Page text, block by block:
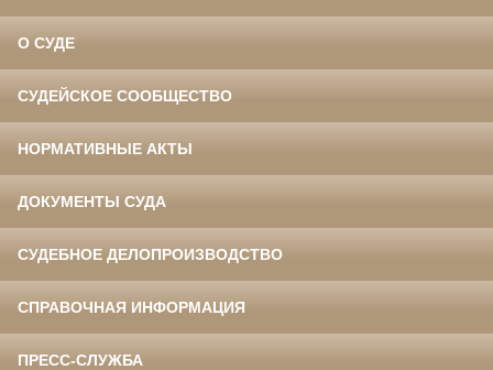
О СУДЕ
СУДЕЙСКОЕ СООБЩЕСТВО
НОРМАТИВНЫЕ АКТЫ
ДОКУМЕНТЫ СУДА
СУДЕБНОЕ ДЕЛОПРОИЗВОДСТВО
СПРАВОЧНАЯ ИНФОРМАЦИЯ
ПРЕСС-СЛУЖБА